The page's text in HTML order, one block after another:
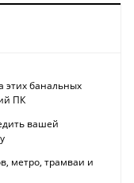
этих банальных
ПК
вашей
метро, трамваи и